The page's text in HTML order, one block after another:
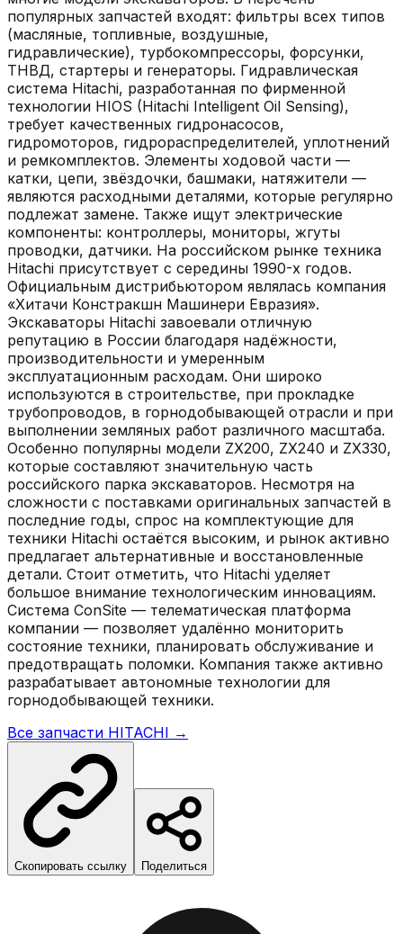
популярных запчастей входят: фильтры всех типов
(масляные, топливные, воздушные,
гидравлические), турбокомпрессоры, форсунки,
ТНВД, стартеры и генераторы. Гидравлическая
система Hitachi, разработанная по фирменной
технологии HIOS (Hitachi Intelligent Oil Sensing),
требует качественных гидронасосов,
гидромоторов, гидрораспределителей, уплотнений
и ремкомплектов. Элементы ходовой части —
катки, цепи, звёздочки, башмаки, натяжители —
являются расходными деталями, которые регулярно
подлежат замене. Также ищут электрические
компоненты: контроллеры, мониторы, жгуты
проводки, датчики. На российском рынке техника
Hitachi присутствует с середины 1990-х годов.
Официальным дистрибьютором являлась компания
«Хитачи Констракшн Машинери Евразия».
Экскаваторы Hitachi завоевали отличную
репутацию в России благодаря надёжности,
производительности и умеренным
эксплуатационным расходам. Они широко
используются в строительстве, при прокладке
трубопроводов, в горнодобывающей отрасли и при
выполнении земляных работ различного масштаба.
Особенно популярны модели ZX200, ZX240 и ZX330,
которые составляют значительную часть
российского парка экскаваторов. Несмотря на
сложности с поставками оригинальных запчастей в
последние годы, спрос на комплектующие для
техники Hitachi остаётся высоким, и рынок активно
предлагает альтернативные и восстановленные
детали. Стоит отметить, что Hitachi уделяет
большое внимание технологическим инновациям.
Система ConSite — телематическая платформа
компании — позволяет удалённо мониторить
состояние техники, планировать обслуживание и
предотвращать поломки. Компания также активно
разрабатывает автономные технологии для
горнодобывающей техники.
Все запчасти HITACHI →
Скопировать ссылку Поделиться